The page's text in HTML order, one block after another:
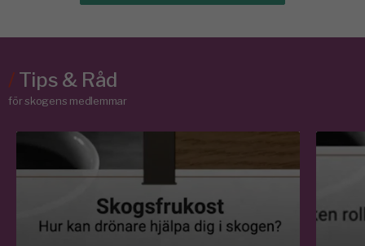
/Tips & Råd
för skogens medlemmar